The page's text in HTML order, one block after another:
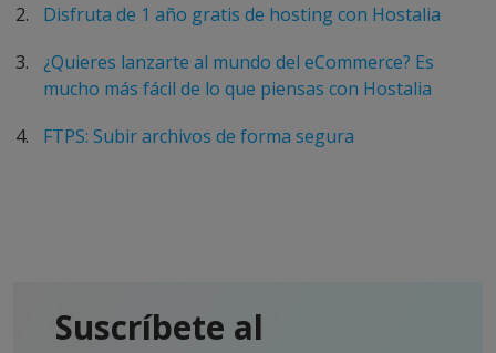
Disfruta de 1 año gratis de hosting con Hostalia
¿Quieres lanzarte al mundo del eCommerce? Es
mucho más fácil de lo que piensas con Hostalia
FTPS: Subir archivos de forma segura
Suscríbete al